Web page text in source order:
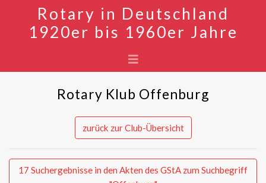
Rotary in Deutschland
1920er bis 1960er Jahre
Rotary Klub Offenburg
zurück zur Club-Übersicht
17 Suchergebnisse in den Akten des GStA zum Suchbegriff